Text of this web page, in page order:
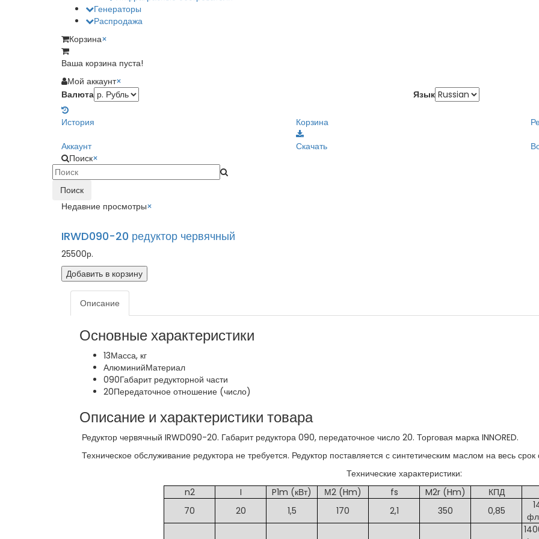
Генераторы
Распродажа
Корзина×
Ваша корзина пуста!
Мой аккаунт×
Валюта
Язык
История Корзина
Аккаунт
Скачать
Поиск×
Поиск
Недавние просмотры×
IRWD090-20 редуктор червячный
25500р.
Добавить в корзину
Описание
Основные характеристики
13Масса, кг
АлюминийМатериал
090Габарит редукторной части
20Передаточное отношение (число)
Описание и характеристики товара
Редуктор червячный IRWD090-20. Габарит редуктора 090, передаточное число 20. Торговая марка INNORED.
Техническое обслуживание редуктора не требуется. Редуктор поставляется с синтетическим маслом на весь
Технические характеристики:
n2
I P1m (кВт) М2 (Hm) fs M2r (Hm) КПД
70
20 1,5 170 2,1 350 0,85